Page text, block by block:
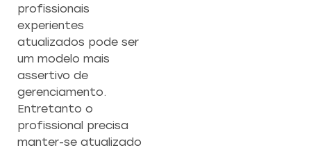
profissionais
experientes
atualizados pode ser
um modelo mais
assertivo de
gerenciamento.
Entretanto o
profissional precisa
manter-se atualizado